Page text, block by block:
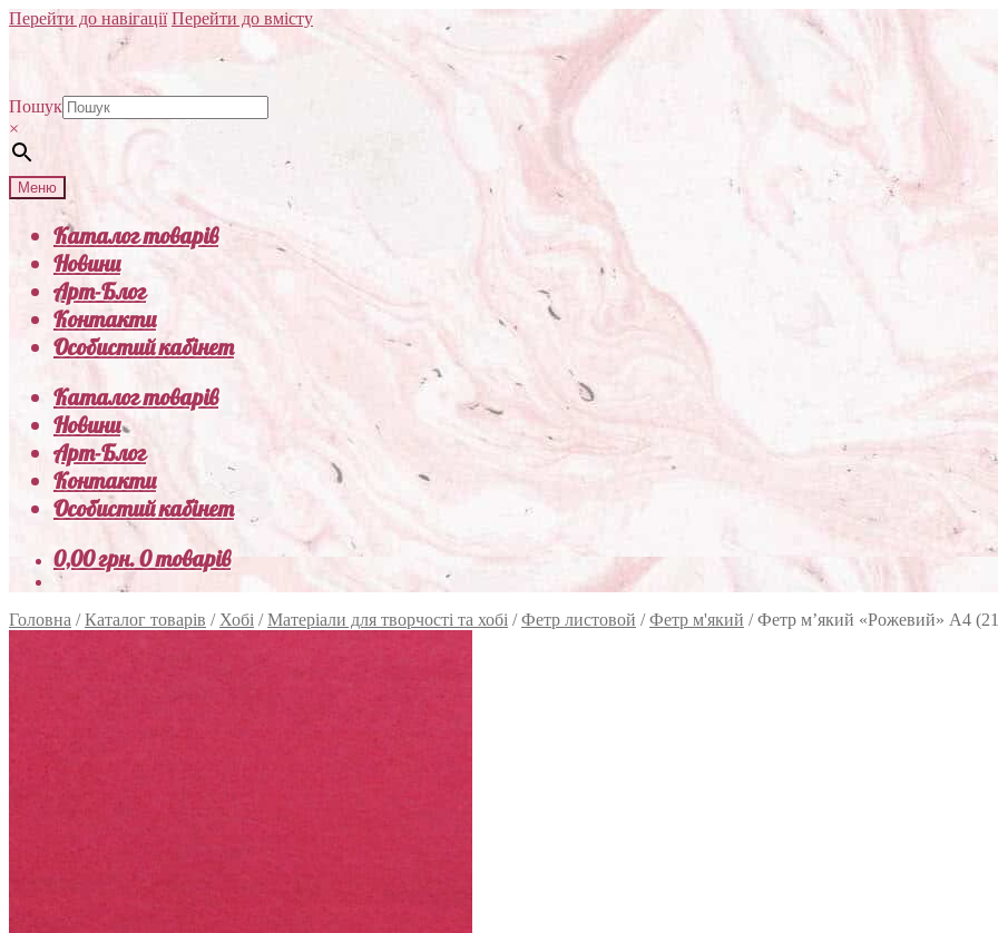
Перейти до навігації Перейти до вмісту
Пошук
×
Меню
Каталог товарів
Новини
Арт-Блог
Контакти
Особистий кабінет
Каталог товарів
Новини
Арт-Блог
Контакти
Особистий кабінет
0,00грн.0 товарів
Головна /Каталог товарів / Хобі /Матеріали для творчості та хобі /Фетр листовой /Фетр м'який /Фетр м’який «Рожевий» А4